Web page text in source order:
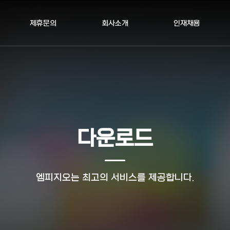
제휴문의 회사소개 인재채용
다운로드
엠피지오는 최고의 서비스를 제공합니다.